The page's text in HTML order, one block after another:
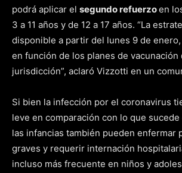
podrá aplicar el segundo refuerzoen
3 a 11 años y de 12 a 17 años. “La
disponible a partir del lunes 9 de
en función de los planes de vacunación
jurisdicción”, aclaró Vizzotti en un
Si bien la infección por el coronavirus
leve en comparación con lo que
las infancias también pueden enfermar
graves y requerir internación
incluso más frecuente en niños y